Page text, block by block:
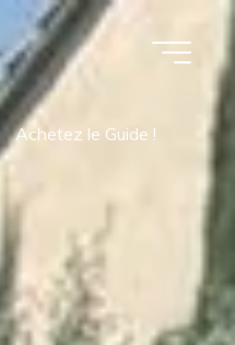
Achetez le Guide !